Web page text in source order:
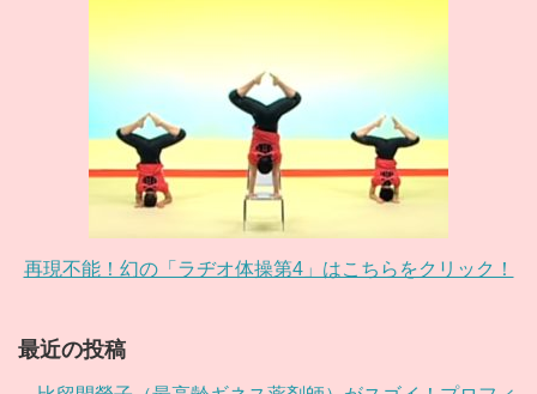
再現不能！幻の「ラヂオ体操第4」はこちらをクリック！
最近の投稿